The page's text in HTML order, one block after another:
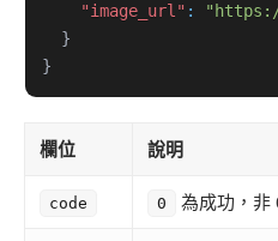
"image_url" :
}
}
欄位 說明
code 0 為成功，非